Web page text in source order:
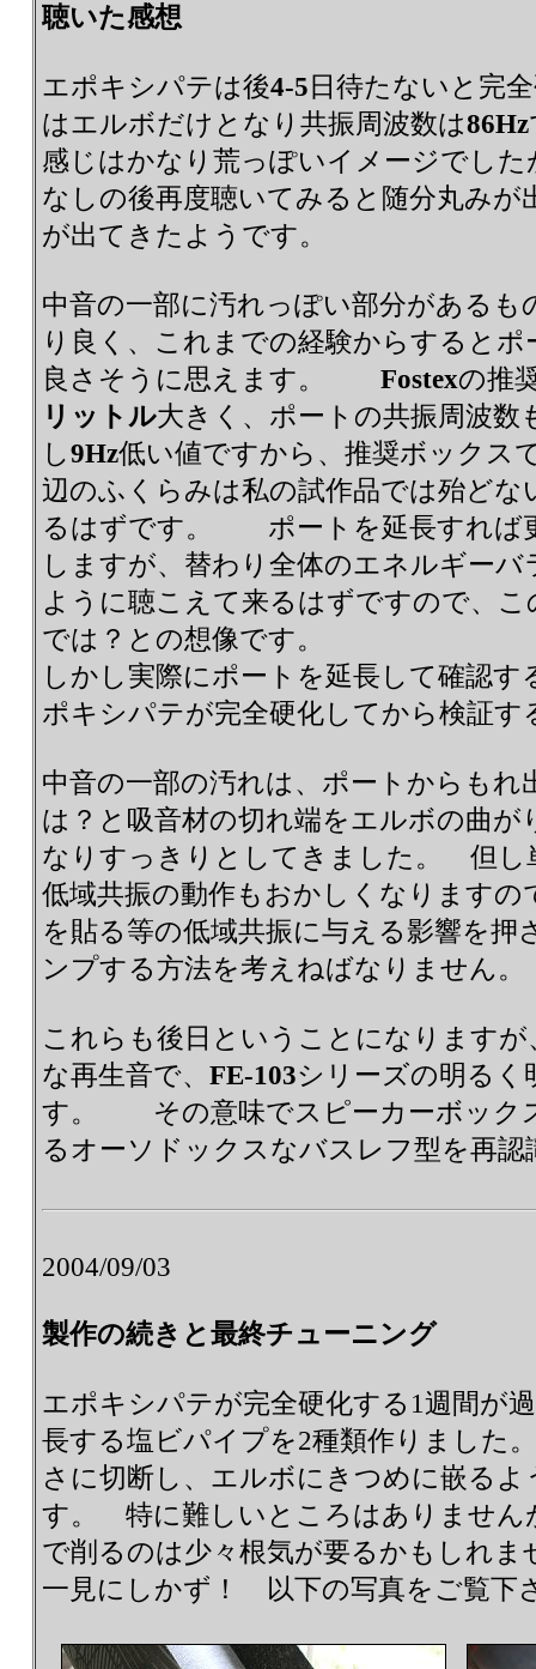
聴いた感想
エポキシパテは後4-5 日待たないと完
はエルボだけとなり共振周波数は86Hz
感じはかなり荒っぽいイメージでした
なしの後再度聴いてみると随分丸み
が出てきたようです。
中音の一部に汚れっぽい部分がある
り良く、これまでの経験からすると
良さそうに思えます。 Fostexの推
リットル大きく、ポートの共振周波数
し9Hz低い値ですから、推奨ボックス
辺のふくらみは私の試作品では殆ど
るはずです。 ポートを延長すれば
しますが、替わり全体のエネルギー
ように聴こえて来るはずですので、
では？との想像です。
しかし実際にポートを延長して確認
ポキシパテが完全硬化してから検証
中音の一部の汚れは、ポートからもれ
は？と吸音材の切れ端をエルボの曲
なりすっきりとしてきました。 但し
低域共振の動作もおかしくなります
を貼る等の低域共振に与える影響を押
ンプする方法を考えねばなりません。
これらも後日ということになります
な再生音で、 FE-103シリーズの明るく
す。 その意味でスピーカーボック
るオーソドックスなバスレフ型を再認
2004/09/03
製作の続きと最終チューニング
エポキシパテが完全硬化する1週間が
長する塩ビパイプを2種類作りました
さに切断し、エルボにきつめに嵌る
す。 特に難しいところはありません
で削るのは少々根気が要るかもしれ
一見にしかず！ 以下の写真をご覧下